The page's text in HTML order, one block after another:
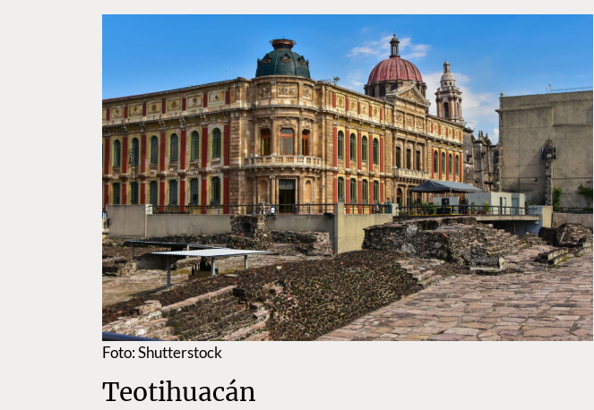
Foto: Shutterstock
Teotihuacán